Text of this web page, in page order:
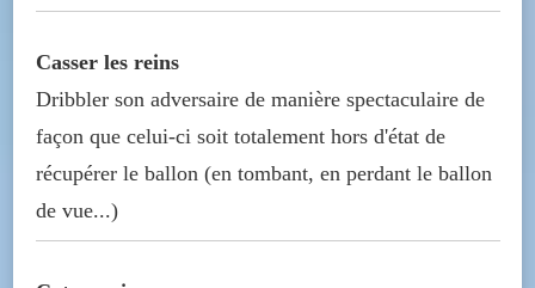
Casser les reins
Dribbler son adversaire de manière spectaculaire de
façon que celui-ci soit totalement hors d'état de
récupérer le ballon (en tombant, en perdant le ballon
de vue...)